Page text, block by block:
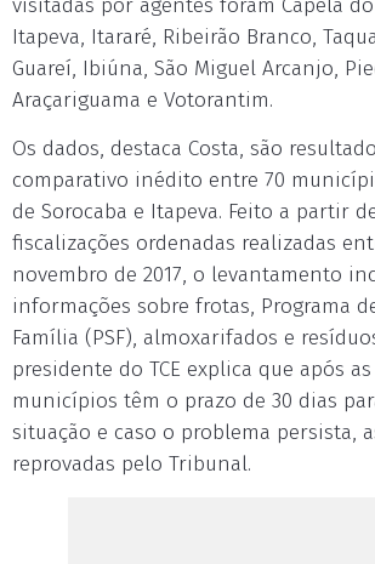
visitadas por agentes foram Capela
Itapeva, Itararé, Ribeirão Branco,
Guareí, Ibiúna, São Miguel Arcanjo,
Araçariguama e Votorantim.
Os dados, destaca Costa, são
comparativo inédito entre 70
de Sorocaba e Itapeva. Feito a partir
fiscalizações ordenadas realizadas
novembro de 2017, o levantamento
informações sobre frotas, Programa
Família (PSF), almoxarifados e
presidente do TCE explica que após
municípios têm o prazo de 30 dias
situação e caso o problema persista,
reprovadas pelo Tribunal.